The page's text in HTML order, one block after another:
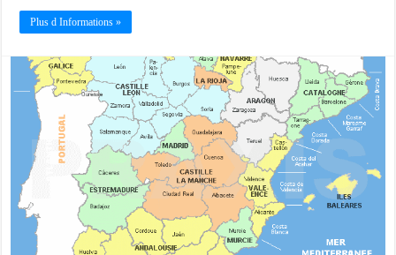
Plus d Informations »